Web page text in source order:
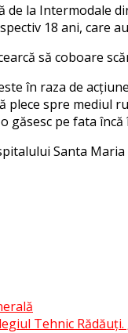
la Intermodale
18 ani,
să coboare
în raza de
spre mediul
găsesc pe fata
Santa
Tehnic